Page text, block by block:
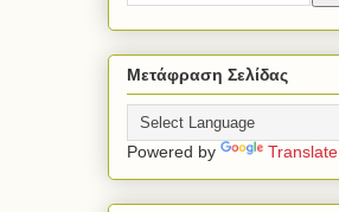
Μετάφραση Σελίδας
Powered by Translate